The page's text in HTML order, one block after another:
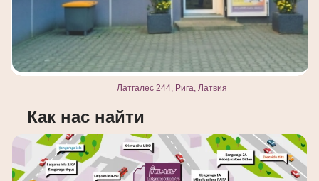
Латгалес 244, Рига, Латвия
Как нас найти